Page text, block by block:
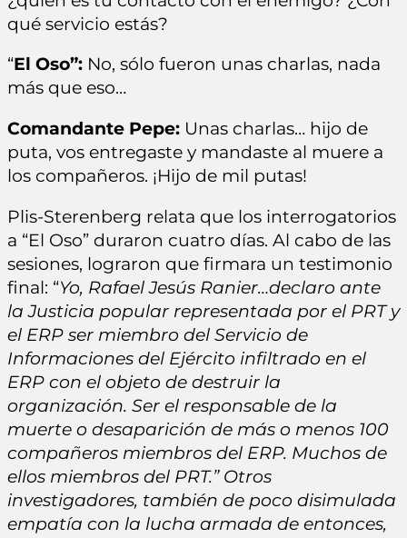
qué servicio estás?
“El Oso”: No, sólo fueron unas charlas, nada
más que eso…
Comandante Pepe: Unas charlas… hijo de
puta, vos entregaste y mandaste al muere a
los compañeros. ¡Hijo de mil putas!
Plis-Sterenberg relata que los interrogatorios
a “El Oso” duraron cuatro días. Al cabo de las
sesiones, lograron que firmara un testimonio
final: “Yo, Rafael Jesús Ranier…declaro ante
la Justicia popular representada por el PRT y
el ERP ser miembro del Servicio de
Informaciones del Ejército infiltrado en el
ERP con el objeto de destruir la
organización. Ser el responsable de la
muerte o desaparición de más o menos 100
compañeros miembros del ERP. Muchos de
ellos miembros del PRT.” Otros
investigadores, también de poco disimulada
empatía con la lucha armada de entonces,